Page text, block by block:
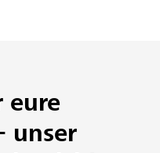
eure
unser